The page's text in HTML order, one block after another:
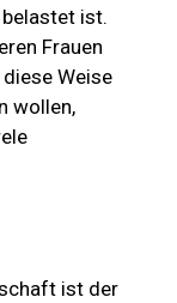
ist.
Frauen
Weise
wollen,
ist der